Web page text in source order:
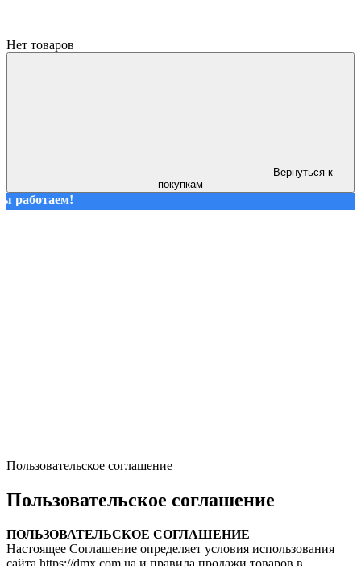
Нет товаров
Вернуться к
покупкам
Пользовательское соглашение
Пользовательское соглашение
ПОЛЬЗОВАТЕЛЬСКОЕ СОГЛАШЕНИЕ
Настоящее Соглашение определяет условия использования
сайта https://dmx.com.ua и правила продажи товаров в